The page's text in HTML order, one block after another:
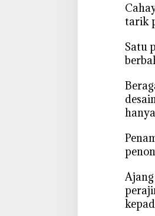
tarik
‎Satu